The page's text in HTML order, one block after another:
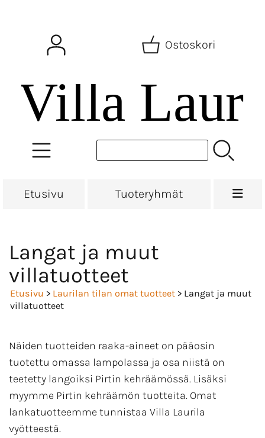
Ostoskori
Etusivu Tuoteryhmät
Langat ja muut
villatuotteet
Etusivu > Laurilan tilan omat tuotteet > Langat ja muut
villatuotteet
Näiden tuotteiden raaka-aineet on pääosin
tuotettu omassa lampolassa ja osa niistä on
teetetty langoiksi Pirtin kehräämössä. Lisäksi
myymme Pirtin kehräämön tuotteita. Omat
lankatuotteemme tunnistaa Villa Laurila
vyötteestä.